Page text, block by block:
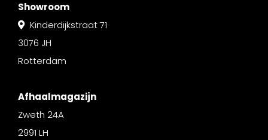
Showroom
Kinderdijkstraat 71
3076 JH
Rotterdam
Afhaalmagazijn
Zweth 24A
2991 LH